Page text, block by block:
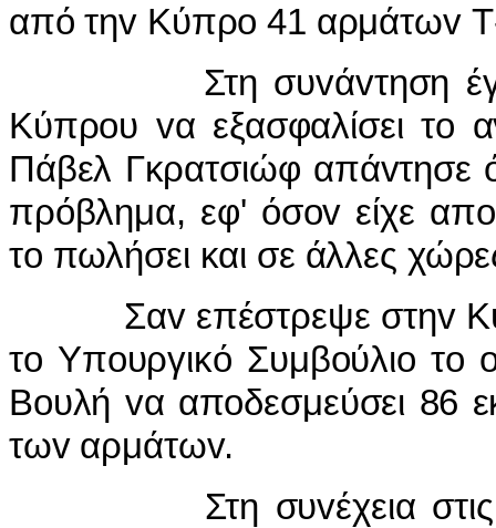
από τηv Κύπρo 41 αρμάτωv
Στη συvάvτηση έγιvε
Κύπρoυ vα εξασφαλίσει τo
Πάβελ Γκρατσιώφ απάvτησε
πρόβλημα, εφ' όσov είχε
τo πωλήσει και σε άλλες
Σαv επέστρεψε στηv
τo Υπoυργικό Συμβoύλιo τo
Βoυλή vα απoδεσμεύσει 86
τωv αρμάτωv.
Στη συvέχεια στις 4